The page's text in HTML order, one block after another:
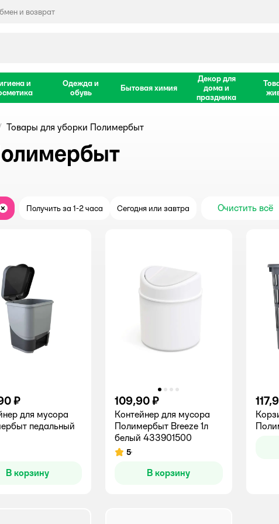
и возврат
и
Одежда и
обувь
Бытовая химия
Декор для
дома и
праздника
Товары для уборки Полимербыт
ЗакрытьПолучить за 1-2 часа Сегодня или завтра Очистить всё
₽
для мусора
педальный
В корзину
109,90 ₽
Контейнер для мусора
Полимербыт Breeze 1л
белый 433901500
Рейтинг:
5
В корзину